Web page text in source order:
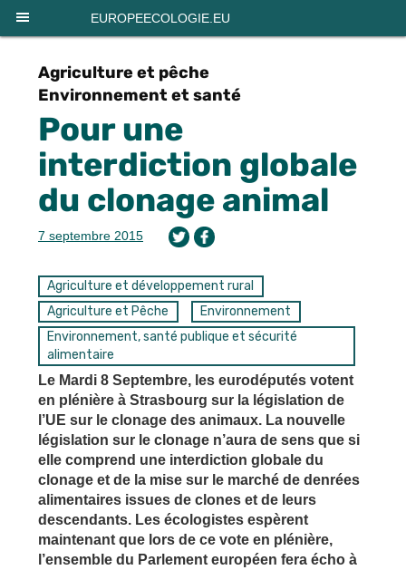
EUROPEECOLOGIE.EU
Agriculture et pêche
Environnement et santé
Pour une
interdiction globale
du clonage animal
7 septembre 2015
Agriculture et développement rural
Agriculture et Pêche
Environnement
Environnement, santé publique et sécurité
alimentaire
Le Mardi 8 Septembre, les eurodéputés votent
en plénière à Strasbourg sur la législation de
l’UE sur le clonage des animaux. La nouvelle
législation sur le clonage n’aura de sens que si
elle comprend une interdiction globale du
clonage et de la mise sur le marché de denrées
alimentaires issues de clones et de leurs
descendants. Les écologistes espèrent
maintenant que lors de ce vote en plénière,
l’ensemble du Parlement européen fera écho à